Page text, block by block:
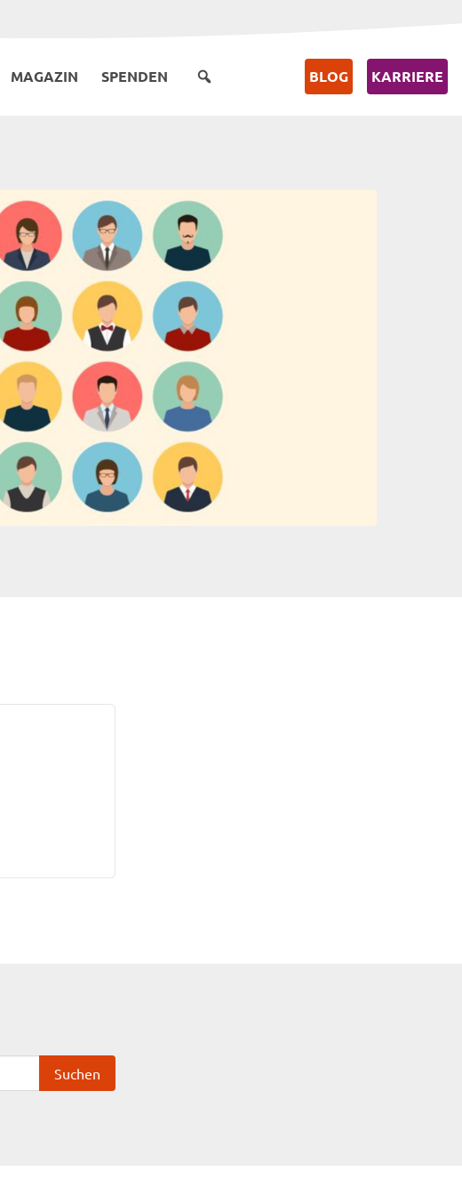
MAGAZIN SPENDEN KARRIERE
BLOG